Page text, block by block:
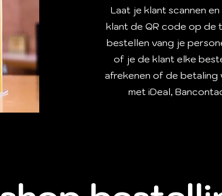
Laat je klant scannen
klant de QR code op de
bestellen vang je
of je de klant elke
afrekenen of de
met iDeal,